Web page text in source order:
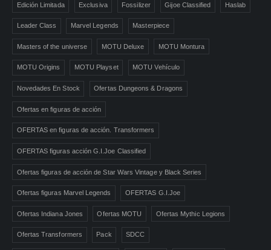
Edición Limitada Exclusiva Fossilizer Gijoe Classified Haslab
Leader Class Marvel Legends Masterpiece
Masters of the universe MOTU Deluxe MOTU Montura
MOTU Origins MOTU Playset MOTU Vehículo
Novedades En Stock Ofertas Dungeons & Dragons
Ofertas en figuras de acción
OFERTAS en figuras de acción. Transformers
OFERTAS figuras acción G.I.Joe Classified
Ofertas figuras de acción de Star Wars Vintage y Black Series
Ofertas figuras Marvel Legends OFERTAS G.I.Joe
Ofertas Indiana Jones Ofertas MOTU Ofertas Mythic Legions
Ofertas Transformers Pack SDCC